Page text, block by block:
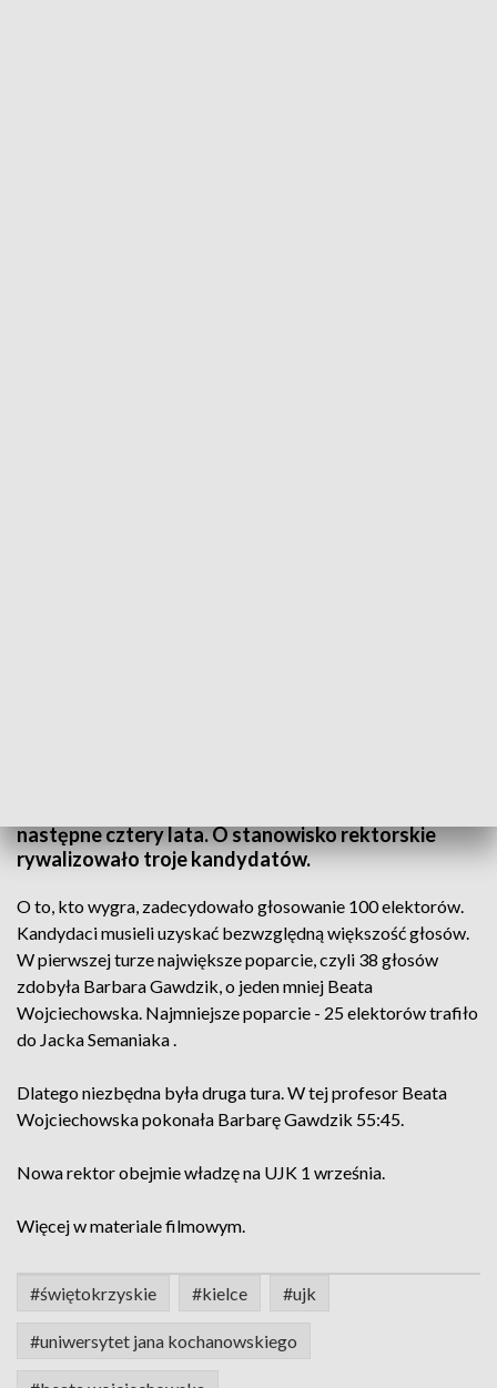
następne cztery lata. O stanowisko rektorskie
rywalizowało troje kandydatów.
O to, kto wygra, zadecydowało głosowanie 100 elektorów.
Kandydaci musieli uzyskać bezwzględną większość głosów.
W pierwszej turze największe poparcie, czyli 38 głosów
zdobyła Barbara Gawdzik, o jeden mniej Beata
Wojciechowska. Najmniejsze poparcie - 25 elektorów trafiło
do Jacka Semaniaka .
Dlatego niezbędna była druga tura. W tej profesor Beata
Wojciechowska pokonała Barbarę Gawdzik 55:45.
Nowa rektor obejmie władzę na UJK 1 września.
Więcej w materiale filmowym.
#świętokrzyskie #kielce #ujk
#uniwersytet jana kochanowskiego